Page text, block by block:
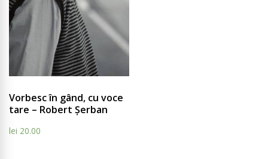
Compare
Vorbesc în gând, cu voce
tare – Robert Șerban
lei 20.00